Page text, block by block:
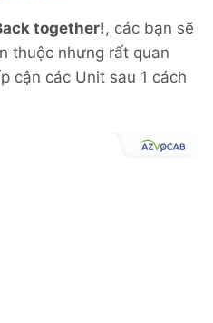
together!, các bạn sẽ
thuộc nhưng rất quan
cận các Unit sau 1 cách